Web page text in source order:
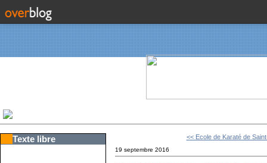
Texte libre << Ecole de Karaté de
19 septembre 2016